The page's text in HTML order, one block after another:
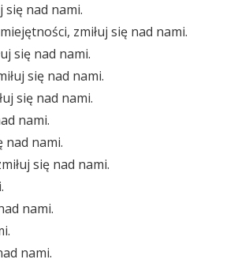
się nad nami.
zmiłuj się nad nami.
się nad nami.
się nad nami.
się nad nami.
nami.
nad nami.
się nad nami.
nami.
nami.